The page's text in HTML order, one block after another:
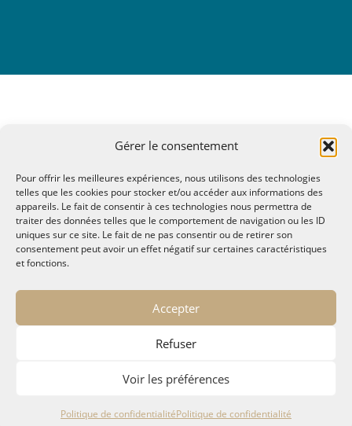
Gérer le consentement
Pour offrir les meilleures expériences, nous utilisons des technologies
telles que les cookies pour stocker et/ou accéder aux informations des
appareils. Le fait de consentir à ces technologies nous permettra de
traiter des données telles que le comportement de navigation ou les ID
uniques sur ce site. Le fait de ne pas consentir ou de retirer son
consentement peut avoir un effet négatif sur certaines caractéristiques
et fonctions.
Accepter
Refuser
Voir les préférences
Politique de confidentialitéPolitique de confidentialité
© MALTAE, Mémoire A Lire, Territoire A l'Ecoute / 1995-
2025
32, chemin Saint Lazare - Hyères 83400
maltae2(arobase)gmail.com